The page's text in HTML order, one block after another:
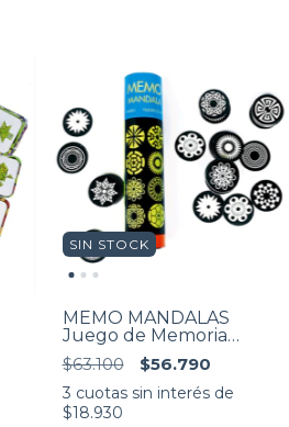
SIN STOCK
MEMO MANDALAS
Juego de Memoria
Fluorescente. de 5 a 99
años. Niños y adultos
$63.100 $56.790
3 cuotas sin interés de
$18.930